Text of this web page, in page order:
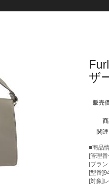
ザ
販売
関
■商品
[管理
[ブラ
[型番
[対象]